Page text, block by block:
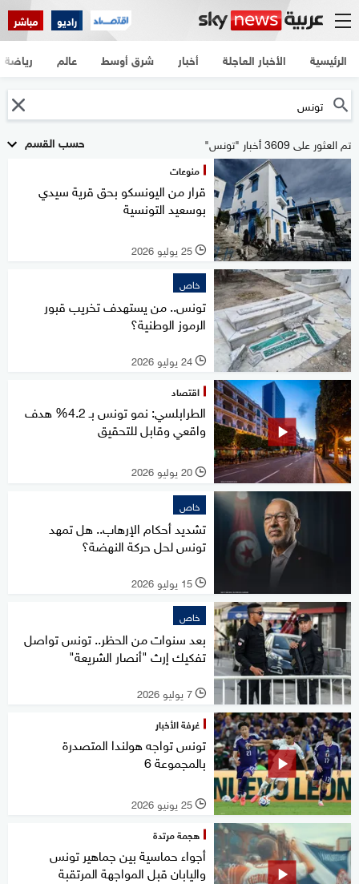
راديو مباشر
الرئيسية الأخبار العاجلة أخبار شرق أوسط عالم رياضة
حسب القسم تم العثور على 3609 أخبار "تونس"
منوعات
قرار من اليونسكو بحق قرية سيدي
بوسعيد التونسية
l 25 يوليو 2026
خاص
تونس.. من يستهدف تخريب قبور
الرموز الوطنية؟
l 24 يوليو 2026
اقتصاد
الطرابلسي: نمو تونس بـ 4.2% هدف
واقعي وقابل للتحقيق
l 20 يوليو 2026
خاص
تشديد أحكام الإرهاب.. هل تمهد
تونس لحل حركة النهضة؟
l 15 يوليو 2026
خاص
بعد سنوات من الحظر.. تونس تواصل
تفكيك إرث "أنصار الشريعة"
l 7 يوليو 2026
غرفة الأخبار
تونس تواجه هولندا المتصدرة
بالمجموعة 6
l 25 يونيو 2026
هجمة مرتدة
أجواء حماسية بين جماهير تونس
واليابان قبل المواجهة المرتقبة